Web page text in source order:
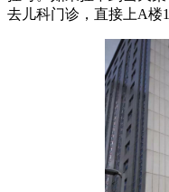
去儿科门诊，直接上A楼